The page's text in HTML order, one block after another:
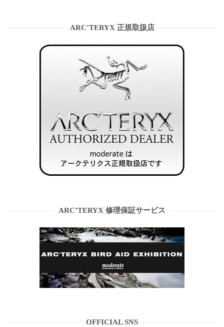
ARC’TERYX 正規取扱店
ARC’TERYX 修理保証サービス
OFFICIAL SNS